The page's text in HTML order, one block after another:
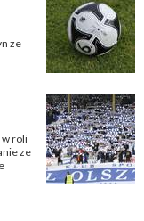
ze
w roli
ze